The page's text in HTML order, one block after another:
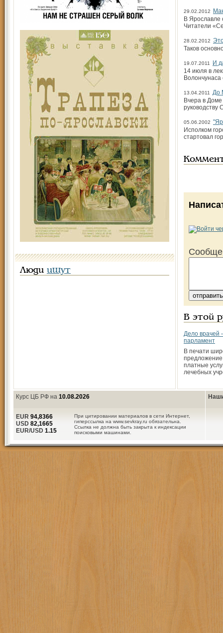
Люди ищут
29.02.2012
В Ярославле
Читатели
28.02.2012
Таков
19.07.2011
И
14 июля в
13.04.2011
До
Вчера в
руководству
05.06.2002
Исполком
стартовал
В этой
Дело врачей
парламент
В печати
платные
лечебных
Курс ЦБ РФ на 10.08.2026
При цитировании материалов в сети Интернет,
гиперссылка на www.sevkray.ru обязательна.
Ссылка не должна быть закрыта к индексации
поисковыми машинами.
EUR 94,8366
USD 82,1665
EUR/USD 1.15